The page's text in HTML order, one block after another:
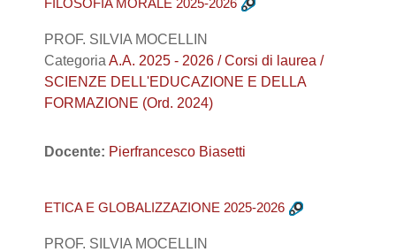
FILOSOFIA MORALE 2025-2026
PROF. SILVIA MOCELLIN
Categoria A.A. 2025 - 2026 / Corsi di laurea /
SCIENZE DELL'EDUCAZIONE E DELLA
FORMAZIONE (Ord. 2024)
Docente: Pierfrancesco Biasetti
ETICA E GLOBALIZZAZIONE 2025-2026
PROF. SILVIA MOCELLIN